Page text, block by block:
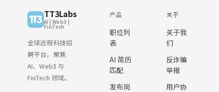
TT3Labs
AI | Web3 |
FinTech
全球远程科技招
聘平台，聚焦
AI、Web3 与
FinTech 领域。
产品
职位列
表
AI 简历
匹配
发布岗
关于
关于我
们
反诈骗
举报
用户协